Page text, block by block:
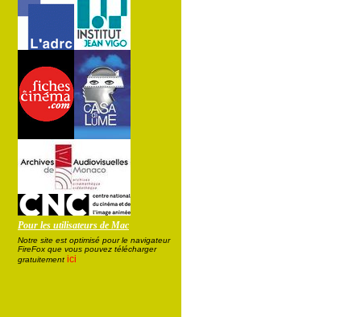
Pour les utilisateurs de Mac
Notre site est optimisé pour le navigateur
FireFox que vous pouvez télécharger
gratuitement ici